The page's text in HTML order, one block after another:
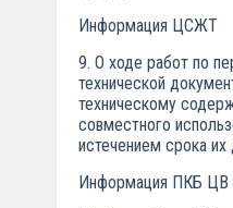
Информация ЦСЖТ
9. О ходе работ по
технической
техническому
совместного
истечением срока их
Информация ПКБ